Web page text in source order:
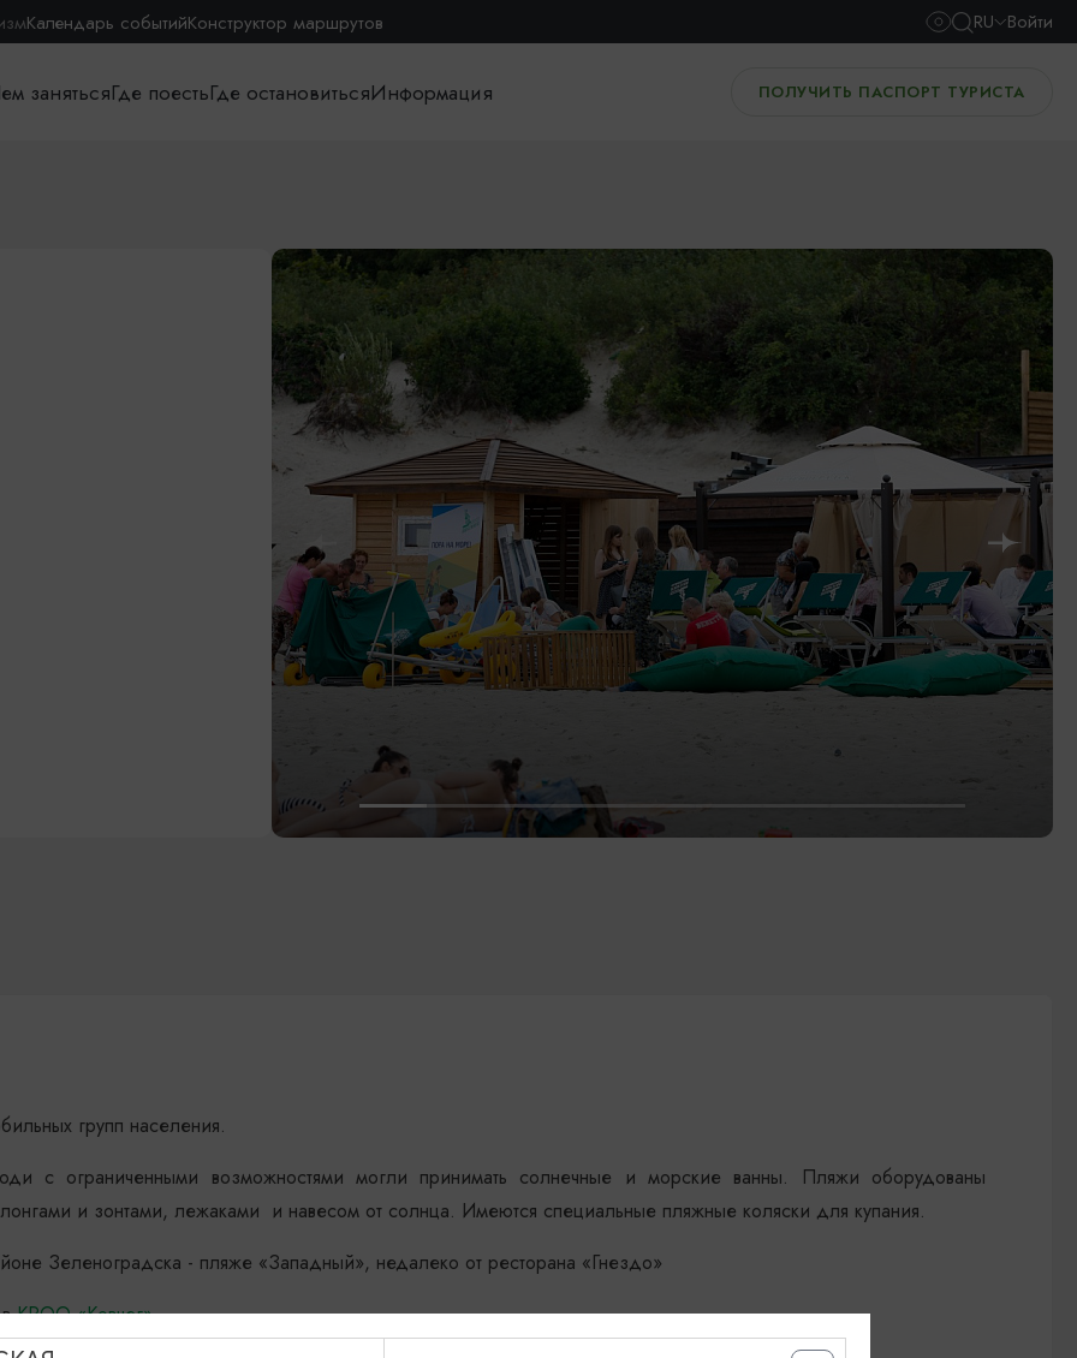
Календарь событийКонструктор маршрутов RU Войти
занятьсяГде поестьГде остановитьсяИнформация ПОЛУЧИТЬ ПАСПОРТ ТУРИСТА
групп населения.
с ограниченными возможностями могли принимать солнечные и морские ванны. Пляжи оборудованы
и зонтами, лежаками и навесом от солнца. Имеются специальные пляжные коляски для купания.
Зеленоградска - пляже «Западный», недалеко от ресторана «Гнездо»
вКРОО «Ковчег»